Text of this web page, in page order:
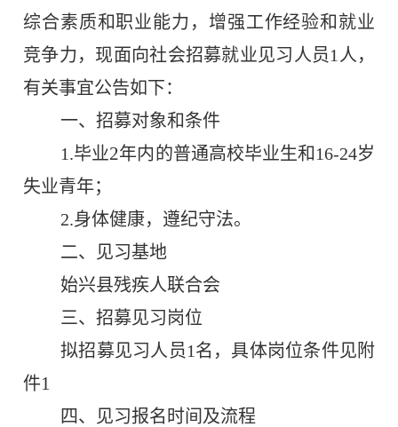
综合素质和职业能力，增强工作经验和就业
竞争力，现面向社会招募就业见习人员1 人，
有关事宜公告如下：
一、招募对象和条件
1.毕业2年内的普通高校毕业生和16-24岁
失业青年；
2.身体健康，遵纪守法。
二、见习基地
始兴县残疾人联合会
三、招募见习岗位
拟招募见习人员1名，具体岗位条件见附
件1
四、见习报名时间及流程